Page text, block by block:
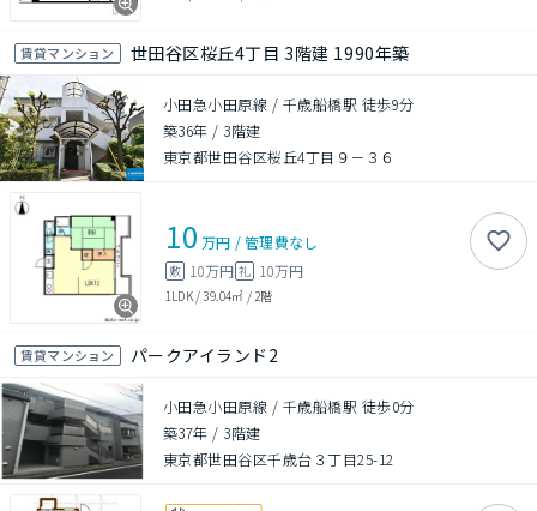
賃貸マンション 世田谷区桜丘4丁目 3階建 1990年築
小田急小田原線 / 千歳船橋駅 徒歩9分
築36年 / 3階建
東京都世田谷区桜丘4丁目９－３６
10 万円 /管理費なし
敷 10万円 礼 10万円
1LDK/39.04㎡ / 2階
賃貸マンション パークアイランド2
小田急小田原線 / 千歳船橋駅 徒歩0分
築37年 / 3階建
東京都世田谷区千歳台３丁目25-12